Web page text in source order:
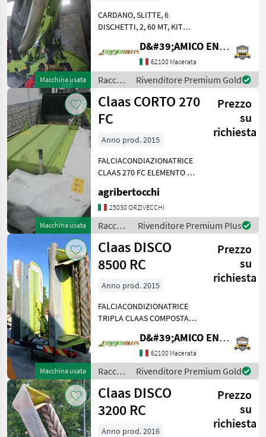
Macchina usata
CARDANO, SLITTE, 6
DISCHETTI, 2, 60 MT, KIT
mangimi Altre macchine
per raccolta mangimi
D&#39;AMICO ENGLES SRL
62100 Macerata
Raccolta
mangimi
/ Claas
Rivenditore Premium Gold
Macchina usata
Claas CORTO 270
FC
Prezzo
su
richiesta
Anno prod. 2015
FALCIACONDIAZIONATRICE
CLAAS 270 FC ELEMENTO DI
CONDIZIONATORE A
FLAGELLI, RIPIEGAMENTO
IDRAULICO CHIUSURA
VERTICALE KIT ANDANA
ANNO 2015 Raccol
agribertocchi
25030 ORZIVECCHI
Raccolta
mangimi
/ Claas
Rivenditore Premium Plus
Macchina usata
Claas DISCO
8500 RC
Prezzo
su
richiesta
Anno prod. 2015
FALCIACONDIZIONATRICE
TRIPLA CLAAS COMPOSTA
7 dischi per lato, con
cardano e teli in ottimo
stato -anno: 2015- + CLAAS
DISCO 3200 FRC ca
D&#39;AMICO ENGLES SRL
62100 Macerata
Raccolta
mangimi
/ Claas
Rivenditore Premium Gold
Claas DISCO
3200 RC
Prezzo
su
richiesta
Anno prod. 2016